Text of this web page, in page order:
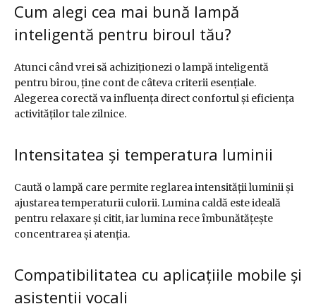
Cum alegi cea mai bună lampă
inteligentă pentru biroul tău?
Atunci când vrei să achiziționezi o lampă inteligentă
pentru birou, ține cont de câteva criterii esențiale.
Alegerea corectă va influența direct confortul și eficiența
activităților tale zilnice.
Intensitatea și temperatura luminii
Caută o lampă care permite reglarea intensității luminii și
ajustarea temperaturii culorii. Lumina caldă este ideală
pentru relaxare și citit, iar lumina rece îmbunătățește
concentrarea și atenția.
Compatibilitatea cu aplicațiile mobile și
asistenții vocali